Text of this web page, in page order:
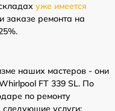
уже имеется
заказе ремонта на
наших мастеров - они
FT 339 SL. По
по ремонту
услуги: